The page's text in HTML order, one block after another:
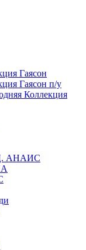
Гаясон
Гаясон п/у
Коллекция
АНАИС